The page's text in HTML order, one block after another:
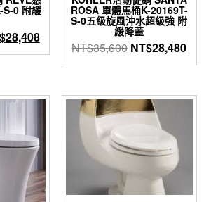
S-0 附緩
。
28,408目
前
NT$28,408。
ROSA 單體馬桶K-20169T-
S-0五級旋風沖水超級強 附
緩降蓋
NT$35,600 原
始
格：
NT$35,600。
NT$28,480目
前
格：